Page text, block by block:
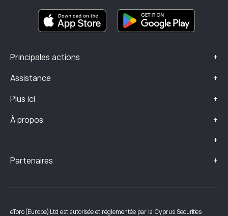
Principales actions +
Assistance +
Plus ici +
À propos +
+
Données sur les plaintes (clients FCA)
Partenaires +
eToro (Europe) Ltd est autorisée et réglementée par la Cyprus Securities